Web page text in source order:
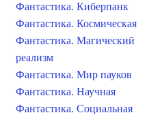
Фантастика. Киберпанк
Фантастика. Космическая
Фантастика. Магический
реализм
Фантастика. Мир пауков
Фантастика. Научная
Фантастика. Социальная